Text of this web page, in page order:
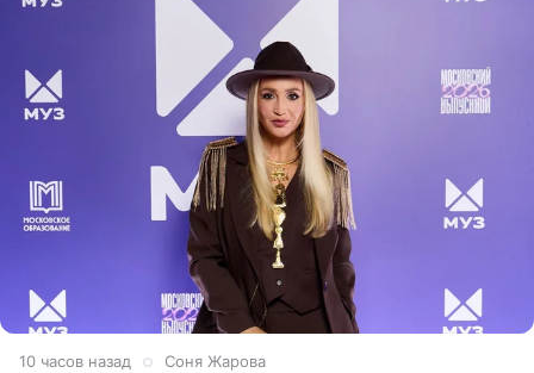
10 часов назад Соня Жарова